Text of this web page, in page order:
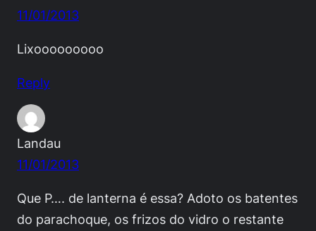
11/01/2013
Lixooooooooo
Reply
Landau
11/01/2013
Que P…. de lanterna é essa? Adoto os batentes
do parachoque, os frizos do vidro o restante